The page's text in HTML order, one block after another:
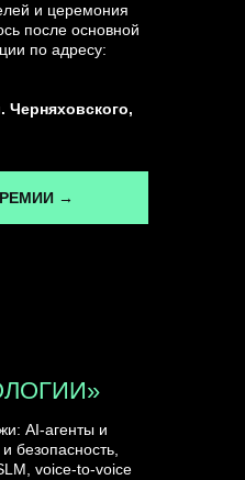
и церемония
после основной
по адресу:
Черняховского,
AI-агенты и
безопасность,
voice-to-voice
→